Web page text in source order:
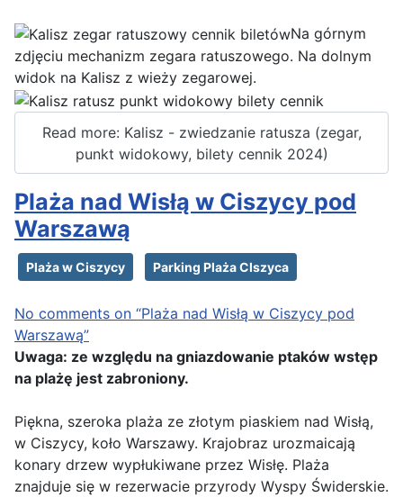
Na górnym
zdjęciu mechanizm zegara ratuszowego. Na dolnym
widok na Kalisz z wieży zegarowej.
Read more: Kalisz - zwiedzanie ratusza (zegar,
punkt widokowy, bilety cennik 2024)
Plaża nad Wisłą w Ciszycy pod
Warszawą
Plaża w Ciszycy Parking Plaża CIszyca
No comments on “Plaża nad Wisłą w Ciszycy pod
Warszawą”
Uwaga: ze względu na gniazdowanie ptaków wstęp
na plażę jest zabroniony.
Piękna, szeroka plaża ze złotym piaskiem nad Wisłą,
w Ciszycy, koło Warszawy. Krajobraz urozmaicają
konary drzew wypłukiwane przez Wisłę. Plaża
znajduje się w rezerwacie przyrody Wyspy Świderskie.